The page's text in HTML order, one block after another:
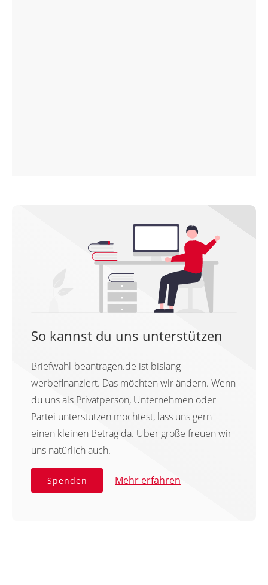
So kannst du uns unterstützen
Briefwahl-beantragen.de ist bislang
werbefinanziert. Das möchten wir ändern. Wenn
du uns als Privatperson, Unternehmen oder
Partei unterstützen möchtest, lass uns gern
einen kleinen Betrag da. Über große freuen wir
uns natürlich auch.
Spenden Mehr erfahren